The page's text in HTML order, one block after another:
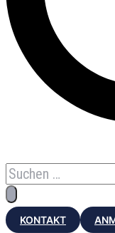
KONTAKT